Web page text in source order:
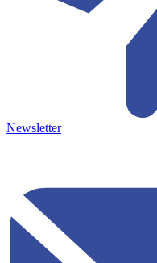
Newsletter